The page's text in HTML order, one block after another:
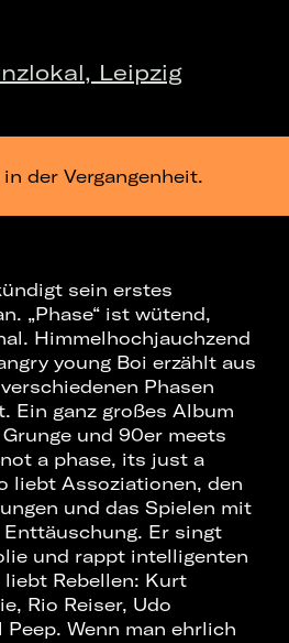
Leipzig
der Vergangenheit.
sein erstes
„Phase“ ist wütend,
Himmelhochjauchzend
young Boi erzählt aus
Phasen
Ein ganz großes Album
und 90er meets
a phase, its just a
liebt Assoziationen, den
und das Spielen mit
Er singt
und rappt intelligenten
Rebellen: Kurt
Rio Reiser, Udo
Wenn man ehrlich